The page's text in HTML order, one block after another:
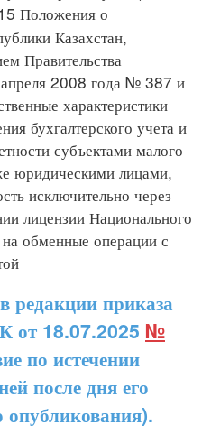
Положения о
Казахстан,
Правительства
апреля 2008 года № 387 и
характеристики
бухгалтерского учета и
субъектами малого
юридическими лицами,
исключительно через
лицензии Национального
обменные операции с
приказа
от 18.07.2025 №
по истечении
после дня его
опубликования).